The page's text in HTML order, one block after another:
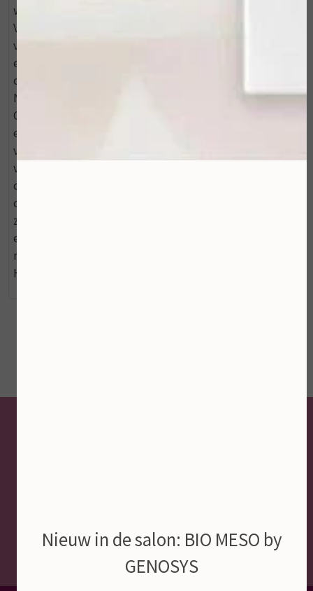
weer terug in een optimale en gezonde balans.
Vitamine B6 zorgt voor een gezonde huid en
vermindert grove poriën. Het serum kalmeert de huid
en absorbeert talg waardoor een matterend effect
ontstaat. 3* CLEAR CELL - Clarifying Repair Crème
NIEUW! Eén van de nieuwste aanwinsten in de CLEAR
CELL-lijn, om de acne-gevoelige huid huid te zuiveren
en een stralende look te geven. Het helpt de
verschijning van fijne lijntjes en rimpels te
verminderen en en pak huidverkleuringen en
oneffenheden aan. Salicylzuur helpt daarnaast om
overtollig talg op de huid te verwijderen, poriën te
zuiveren en door de exfoliërende werking ontstaat er
een gladde, egale look. Huidtype: alle huidtypen, maar
met name de vettige (acne)huid. Tip van Mooi ZoLon;
Handig setje om mee te nemen op vakantie
Nieuw in de salon: BIO MESO by
GENOSYS